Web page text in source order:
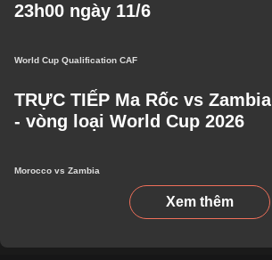
23h00 ngày 11/6
World Cup Qualification CAF
TRỰC TIẾP Ma Rốc vs Zambia
- vòng loại World Cup 2026
Morocco vs Zambia
Xem thêm